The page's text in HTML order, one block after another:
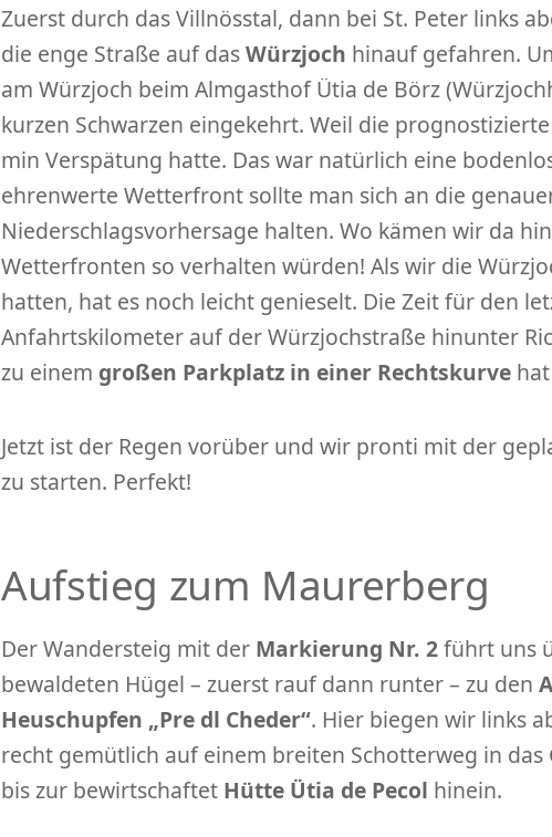
Zuerst durch das Villnösstal, dann bei St. Peter links
die enge Straße auf dasWürzjoch hinauf gefahren.
am Würzjoch beim Almgasthof Ütia de Börz
kurzen Schwarzen eingekehrt. Weil die
min Verspätung hatte. Das war natürlich eine
ehrenwerte Wetterfront sollte man sich an die
Niederschlagsvorhersage halten. Wo kämen wir da
Wetterfronten so verhalten würden! Als wir die
hatten, hat es noch leicht genieselt. Die Zeit für den
Anfahrtskilometer auf der Würzjochstraße hinunter
zu einem großen Parkplatz in einer Rechtskurve
Jetzt ist der Regen vorüber und wir pronti mit der
zu starten. Perfekt!
Aufstieg zum Maurerberg
Der Wandersteig mit der Markierung Nr. 2führt uns
bewaldeten Hügel – zuerst rauf dann runter – zu den
Heuschupfen „Pre dl Cheder“. Hier biegen wir links
recht gemütlich auf einem breiten Schotterweg in das
bis zur bewirtschaftet Hütte Ütia de Pecol hinein.